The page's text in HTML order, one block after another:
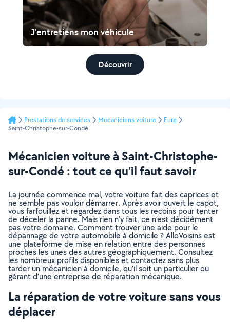
J'entretiens mon véhicule
Découvrir
Prestations de services Mécaniciens voiture
Eure
Saint-Christophe-sur-Condé
Mécanicien voiture à Saint-Christophe-
sur-Condé : tout ce qu’il faut savoir
La journée commence mal, votre voiture fait des caprices et
ne semble pas vouloir démarrer. Après avoir ouvert le capot,
vous farfouillez et regardez dans tous les recoins pour tenter
de déceler la panne. Mais rien n’y fait, ce n’est décidément
pas votre domaine. Comment trouver une aide pour le
dépannage de votre automobile à domicile ? AlloVoisins est
une plateforme de mise en relation entre des personnes
proches les unes des autres géographiquement. Consultez
les nombreux profils disponibles et contactez sans plus
tarder un mécanicien à domicile, qu’il soit un particulier ou
gérant d’une entreprise de réparation mécanique.
La réparation de votre voiture sans vous
déplacer